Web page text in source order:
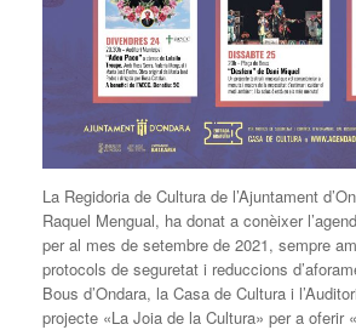
La Regidoria de Cultura de l’Ajuntament
Raquel Mengual, ha donat a conèixer
per al mes de setembre de 2021, sempre
protocols de seguretat i reduccions
Bous d’Ondara, la Casa de Cultura i
projecte «La Joia de la Cultura» per a oferir